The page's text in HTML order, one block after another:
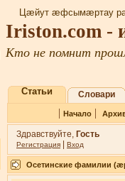
Цæйут æфсымæртау
Iriston.com -
Кто не помнит
Статьи Словари
| Начало|
Здравствуйте, Гость
Регистрация Вход
Осетинские фамилии